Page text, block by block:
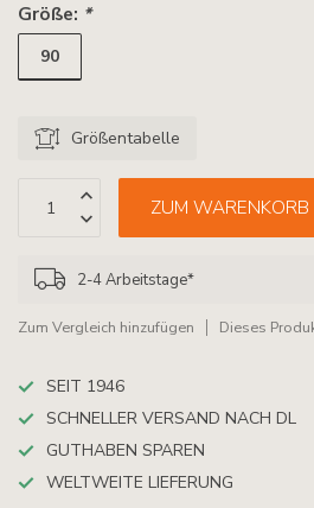
Größe: *
90
Größentabelle
ZUM
2-4 Arbeitstage*
Zum Vergleich hinzufügen Dieses
SEIT 1946
SCHNELLER VERSAND NACH DL
GUTHABEN SPAREN
WELTWEITE LIEFERUNG